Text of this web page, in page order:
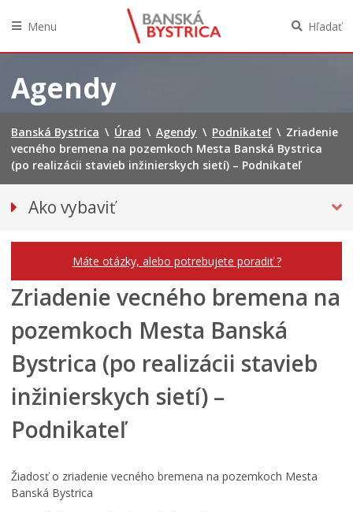
obsah
Menu Hľadať
Agendy
Banská Bystrica \ Úrad \ Agendy \ Podnikateľ \ Zriadenie
vecného bremena na pozemkoch Mesta Banská Bystrica
(po realizácii stavieb inžinierskych sietí) – Podnikateľ
Ako vybaviť
Máte otázky, alebo potrebujete poradiť ?
Zriadenie vecného bremena na
pozemkoch Mesta Banská
Bystrica (po realizácii stavieb
inžinierskych sietí) –
Podnikateľ
Žiadosť o zriadenie vecného bremena na pozemkoch Mesta
Banská Bystrica